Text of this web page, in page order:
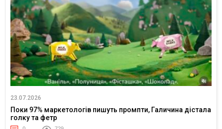
23.07.2026
Поки 97% маркетологів пишуть промпти, Галичина дістала
голку та фетр